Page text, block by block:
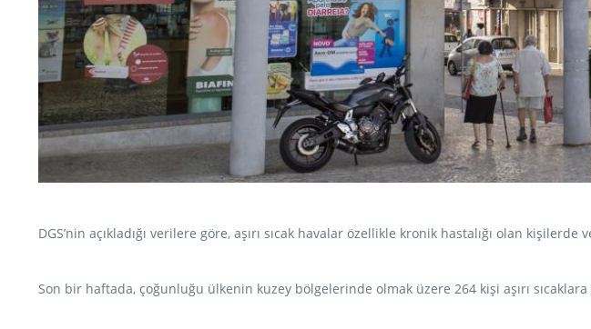
DGS’nin açıkladığı verilere göre, aşırı sıcak havalar özellikle kronik hastalığı olan
Son bir haftada, çoğunluğu ülkenin kuzey bölgelerinde olmak üzere 264 kişi aşırı sıcaklara